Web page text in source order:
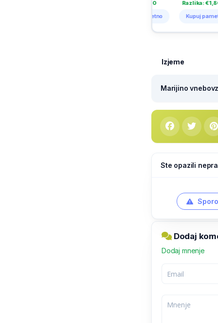
Razlika: €1,80
Kupuj pametno
Izjeme
Marijino
Ste opazili
Dodaj
Dodaj mnenje